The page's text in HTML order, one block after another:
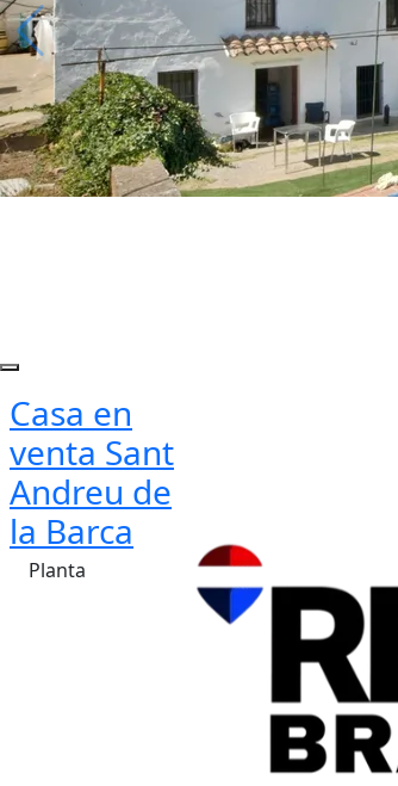
Casa en
venta Sant
Andreu de
la Barca
Planta